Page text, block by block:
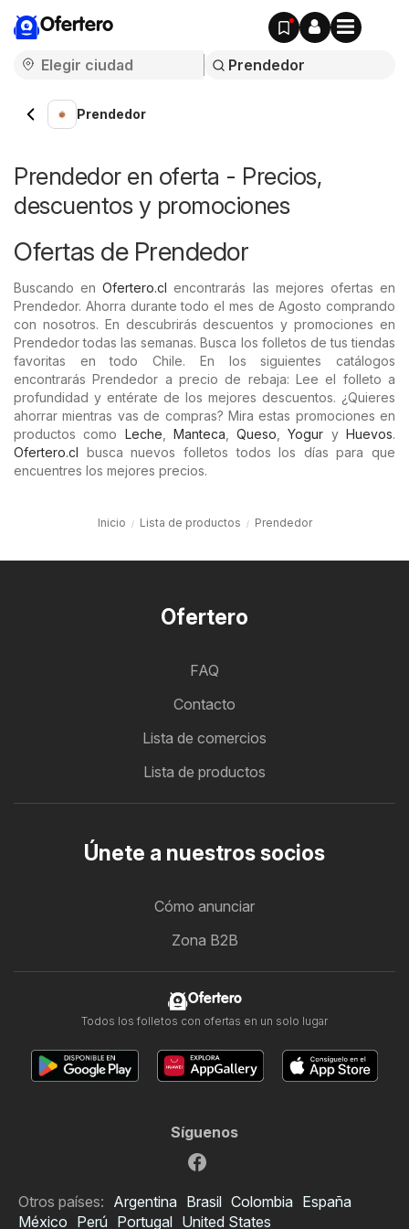
Ofertero
Prendedor
Prendedor en oferta - Precios,
descuentos y promociones
Ofertas de Prendedor
Buscando enOfertero.cl encontrarás las mejores ofertas en
Prendedor. Ahorra durante todo el mes de Agosto comprando
con nosotros. En descubrirás descuentos y promociones en
Prendedor todas las semanas. Busca los folletos de tus tiendas
favoritas en todo Chile. En los siguientes catálogos
encontrarás Prendedor a precio de rebaja: Lee el folleto a
profundidad y entérate de los mejores descuentos. ¿Quieres
ahorrar mientras vas de compras? Mira estas promociones en
productos como Leche Manteca ,Queso ,Yogur yHuevos.
Ofertero.cl busca nuevos folletos todos los días para que
encuentres los mejores precios.
Inicio Lista de productos Prendedor
Ofertero
FAQ
Contacto
Lista de comercios
Lista de productos
Únete a nuestros socios
Cómo anunciar
Zona B2B
Ofertero
Todos los folletos con ofertas en un solo lugar
Síguenos
Otros países: Argentina Brasil Colombia España
México Perú Portugal United States